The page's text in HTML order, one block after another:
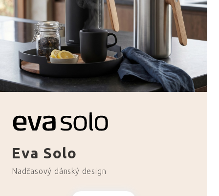
Eva Solo
Nadčasový dánský design